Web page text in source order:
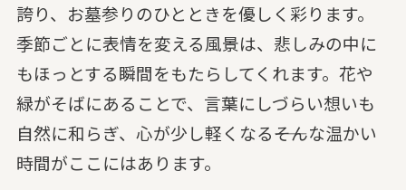
誇り、お墓参りのひとときを優しく彩ります。
季節ごとに表情を変える風景は、悲しみの中に
もほっとする瞬間をもたらしてくれます。花や
緑がそばにあることで、言葉にしづらい想いも
自然に和らぎ、心が少し軽くなる――そんな温かい
時間がここにはあります。